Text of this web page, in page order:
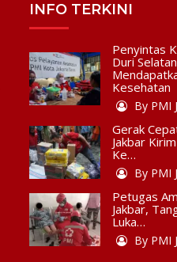
INFO TERKINI
Penyintas
Duri Selatan
Kesehatan
By PMI
Gerak
Jakbar
Ke…
By PMI
Petugas
Jakbar,
Luka…
By PMI